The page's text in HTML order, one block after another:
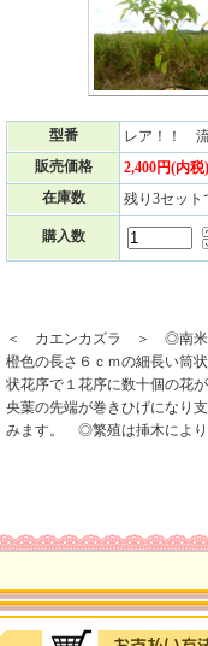
型番
レア！！
販売価格
2,400円(内税)
在庫数
残り3セット
購入数
＜ カエンカズラ ＞ ◎南米原
橙色の長さ６ｃｍの細長い筒
状花序で１花序に数十個の花
央葉の先端が巻きひげになり
みます。 ◎繁殖は挿木により